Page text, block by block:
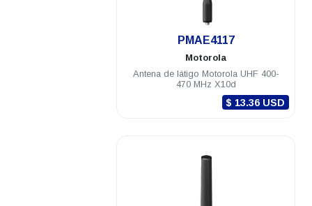
PMAE4117
Motorola
Antena de látigo Motorola UHF 400-
470 MHz X10d
$ 13.36 USD